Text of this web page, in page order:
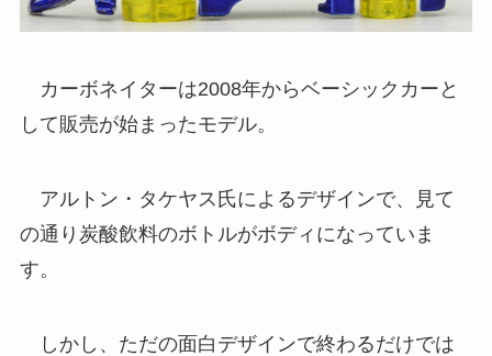
カーボネイターは2008年からベーシックカーと
して販売が始まったモデル。
アルトン・タケヤス氏によるデザインで、見て
の通り炭酸飲料のボトルがボディになっていま
す。
しかし、ただの面白デザインで終わるだけでは